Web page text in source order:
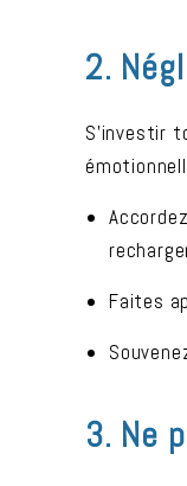
2.
S’investir
Faites
3. Ne